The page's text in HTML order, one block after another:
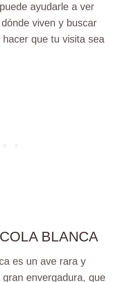
ayudarle a ver
viven y buscar
que tu visita sea
BLANCA
es un ave rara y
envergadura, que